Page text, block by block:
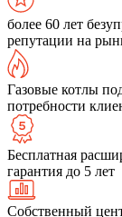
более 60 лет
репутации на
Газовые котлы
потребности
Бесплатная
гарантия до 5 лет
Собственный